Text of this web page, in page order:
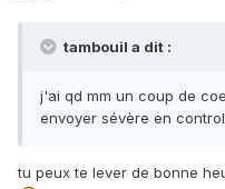
tambouil a dit :
j'ai qd mm un coup de
envoyer sévère en
tu peux te lever de bonne